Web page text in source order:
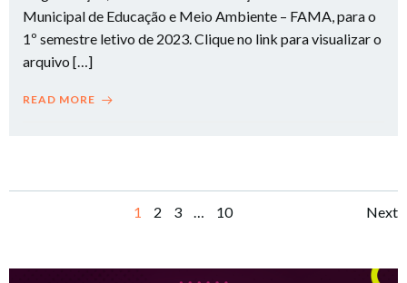
Municipal de Educação e Meio Ambiente – FAMA, para o
1º semestre letivo de 2023. Clique no link para visualizar o
arquivo […]
READ MORE
navigation
Page
1 Page
2 Page
3 … Page
10 Next